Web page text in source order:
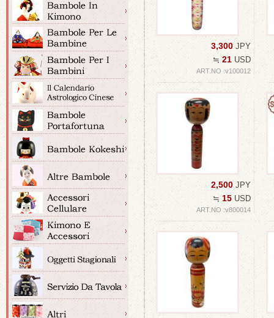
3,300 JPY
≒ 21 USD
ART.NO :v100012
2,500 JPY
≒ 15 USD
ART.NO :v800014